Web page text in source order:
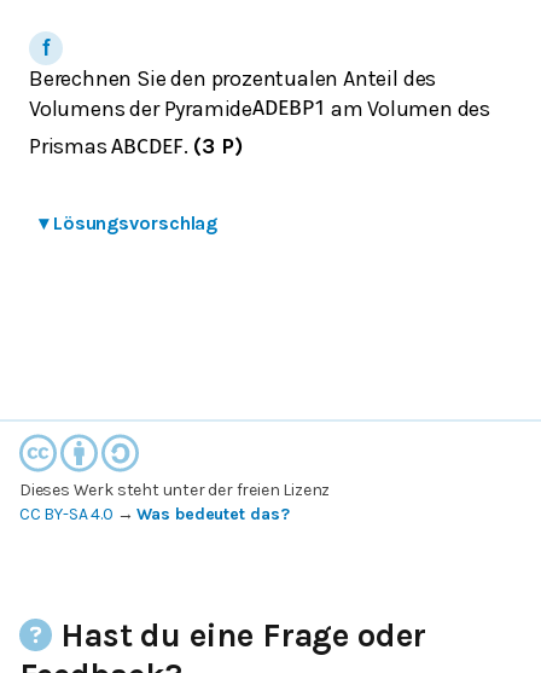
Berechnen Sie den prozentualen Anteil des
Volumens der PyramideADEB P1 am Volumen des
PrismasABCDEF. (3 P)
▾ Lösungsvorschlag
Dieses Werk steht unter der freien Lizenz
CC BY-SA 4.0 →Was bedeutet das?
Hast du eine Frage oder